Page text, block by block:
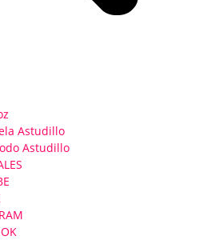
Astudillo
Astudillo